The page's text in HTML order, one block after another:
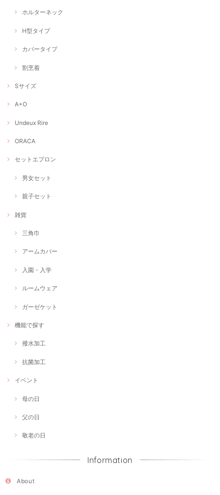
ホルターネック
H型タイプ
カバータイプ
割烹着
Sサイズ
A+O
Undeux Rire
ORACA
セットエプロン
男女セット
親子セット
雑貨
三角巾
アームカバー
入園・入学
ルームウェア
ガーゼケット
機能で探す
撥水加工
抗菌加工
イベント
母の日
父の日
敬老の日
Information
About